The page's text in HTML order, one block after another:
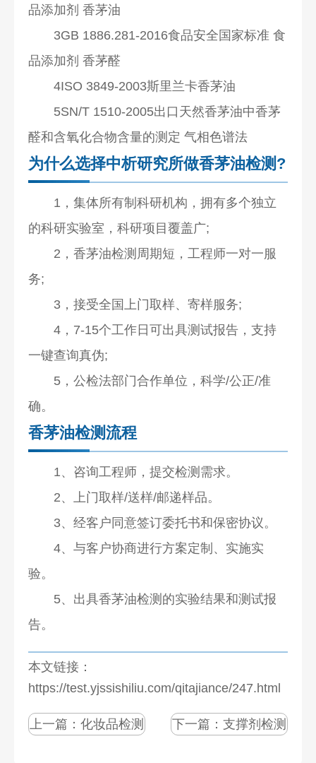
品添加剂 香茅油
3GB 1886.281-2016食品安全国家标准 食
品添加剂 香茅醛
4ISO 3849-2003斯里兰卡香茅油
5SN/T 1510-2005出口天然香茅油中香茅
醛和含氧化合物含量的测定 气相色谱法
为什么选择中析研究所做香茅油检测?
1，集体所有制科研机构，拥有多个独立
的科研实验室，科研项目覆盖广;
2，香茅油检测周期短，工程师一对一服
务;
3，接受全国上门取样、寄样服务;
4，7-15个工作日可出具测试报告，支持
一键查询真伪;
5，公检法部门合作单位，科学/公正/准
确。
香茅油检测流程
1、咨询工程师，提交检测需求。
2、上门取样/送样/邮递样品。
3、经客户同意签订委托书和保密协议。
4、与客户协商进行方案定制、实施实
验。
5、出具香茅油检测的实验结果和测试报
告。
本文链接：
https://test.yjssishiliu.com/qitajiance/247.html
上一篇： 化妆品检测 下一篇：支撑剂检测